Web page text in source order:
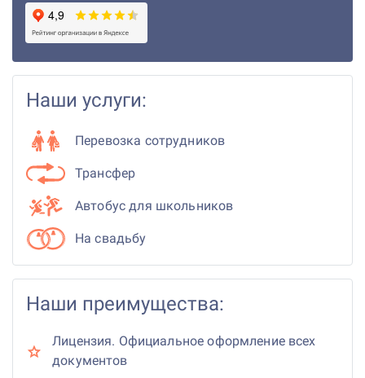
Наши услуги:
Перевозка сотрудников
Трансфер
Автобус для школьников
На свадьбу
Наши преимущества:
Лицензия. Официальное оформление всех
документов